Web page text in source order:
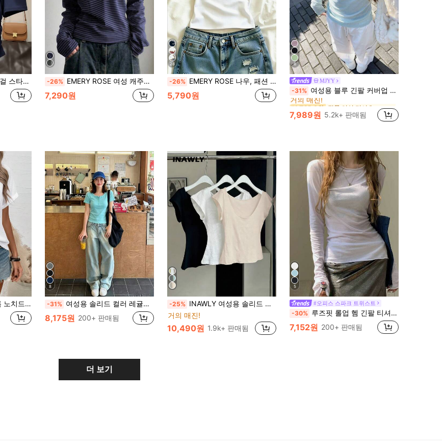
슬리밍 비대칭 숄더 반팔 캐주얼 -26% EMERY ROSE 여성 캐주얼 스트라이프 긴팔 티셔츠, 가을
7,290원
28
-26% EMERY ROSE 나우, 패션 탑, 해파리 패턴, 여성 티셔츠, 여성 탑, 캐주얼 핏 티셔츠, Y2K 탑, 비치 티셔츠, 비치 탑, 휴가 티셔츠, 대비 칼라 탑
5,790원
6
MJYY
-31% 여성용 블루 긴팔 커버업 티셔츠, 도파민 시크 스타일 휴가 캐주얼
#1 TOP 3위 직물 여성 티셔츠
거의 매진!
#1 TOP 3위
거의 매진!
#1 TOP 3위
거의 매진!
#1 TOP 3위 직물 여성 티셔츠
7,989원 5.2k+ 판매됨
캐주얼 티셔츠
8
-31% 여성용 솔리드 컬러 레귤러 숄더 반팔 티셔츠, 라운드 넥 슬림핏 플래터링 탄성 탑, 가벼운 약간 비치는 통기성 있는 편안한 소재, 여름용 다용도 올매치 티셔츠
8,175원 200+ 판매됨
-25% INAWLY 여성용 솔리드 컬러 라운드 넥 캐주얼 다용도 데일리웨어 티셔츠
거의 매진!
10,490원 1.9k+ 판매됨
5
#오피스 스파크 트위스트
-30% 루즈핏 롤업 헴 긴팔 티셔츠, 얇은 원단, 슬림핏, 레이어링 탑 화이트 봄
7,152원 200+ 판매됨
더 보기